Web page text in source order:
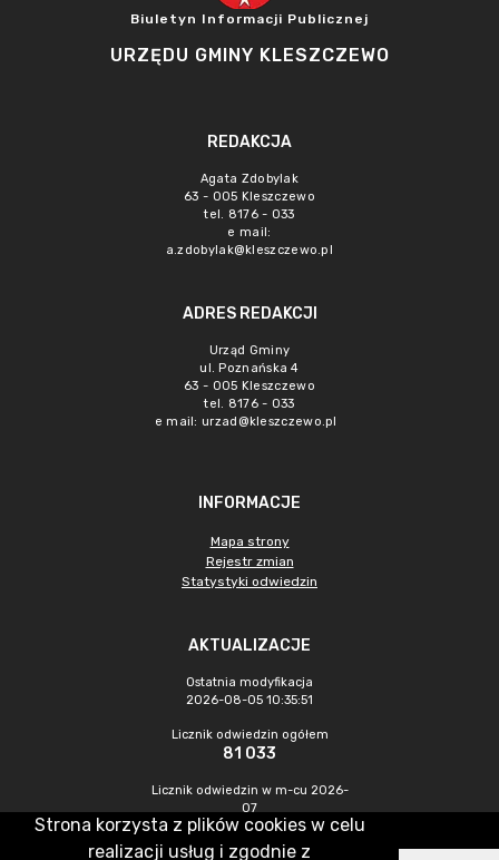
Biuletyn Informacji Publicznej
URZĘDU GMINY KLESZCZEWO
REDAKCJA
Agata Zdobylak
63 - 005 Kleszczewo
tel. 8176 - 033
e mail:
a.zdobylak@kleszczewo.pl
ADRES REDAKCJI
Urząd Gminy
ul. Poznańska 4
63 - 005 Kleszczewo
tel. 8176 - 033
e mail: urzad@kleszczewo.pl
INFORMACJE
Mapa strony
Rejestr zmian
Statystyki odwiedzin
AKTUALIZACJE
Ostatnia modyfikacja
2026-08-05 10:35:51
Licznik odwiedzin ogółem
81 033
Licznik odwiedzin w m-cu 2026-
07
811
Strona korzysta z plików cookies w celu
realizacji usług i zgodnie z